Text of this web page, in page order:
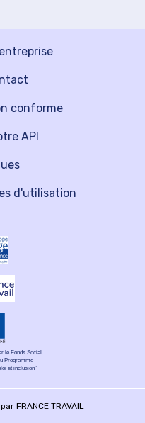
API
conforme
d'utilisation
le Fonds Social
Programme
et inclusion"
FRANCE TRAVAIL